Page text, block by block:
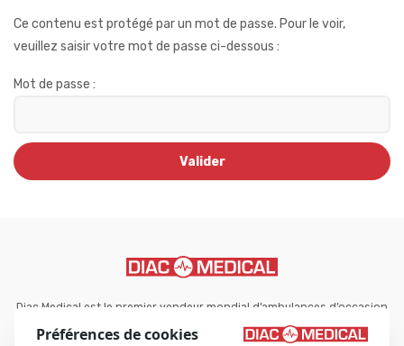
Ce contenu est protégé par un mot de passe. Pour le voir,
veuillez saisir votre mot de passe ci-dessous :
Mot de passe :
Diac Medical est le premier vendeur mondial d’ambulances d’occasion
et d’équipements d’ambulance médicale remis à neuf.
Préférences de cookies